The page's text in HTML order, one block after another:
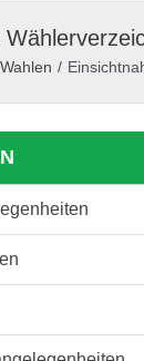
Wahlen /